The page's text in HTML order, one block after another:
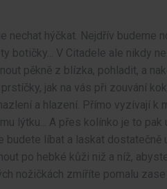
nechat hýčkat. Nejdřív budeme
botičky... V Citadele ale nikdy
pěkně z blízka, pohladit, a
jak na vás při zouvání
a hlazení. Přímo vyzívají
lýtku... A přes kolínko je to
budete líbat a laskat
po hebké kůži niž a níž,
nožičkách zmíříte pomalu zase